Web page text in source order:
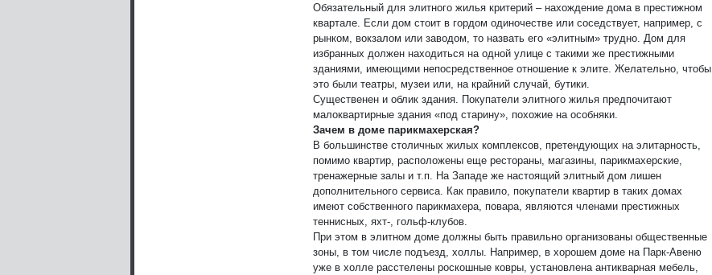
Обязательный для элитного жилья критерий – нахождение дома в престижном
квартале. Если дом стоит в гордом одиночестве или соседствует, например, с
рынком, вокзалом или заводом, то назвать его «элитным» трудно. Дом для
избранных должен находиться на одной улице с такими же престижными
зданиями, имеющими непосредственное отношение к элите. Желательно, чтобы
это были театры, музеи или, на крайний случай, бутики.
Существенен и облик здания. Покупатели элитного жилья предпочитают
малоквартирные здания «под старину», похожие на особняки.
Зачем в доме парикмахерская?
В большинстве столичных жилых комплексов, претендующих на элитарность,
помимо квартир, расположены еще рестораны, магазины, парикмахерские,
тренажерные залы и т.п. На Западе же настоящий элитный дом лишен
дополнительного сервиса. Как правило, покупатели квартир в таких домах
имеют собственного парикмахера, повара, являются членами престижных
теннисных, яхт-, гольф-клубов.
При этом в элитном доме должны быть правильно организованы общественные
зоны, в том числе подъезд, холлы. Например, в хорошем доме на Парк-Авеню
уже в холле расстелены роскошные ковры, установлена антикварная мебель,